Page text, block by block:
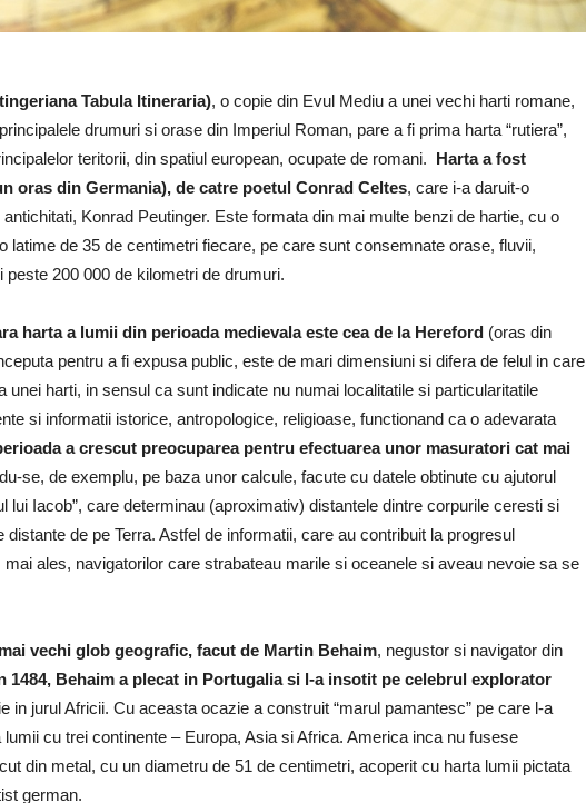
Tabula Itineraria), o copie din Evul Mediu a unei vechi harti romane,
drumuri si orase din Imperiul Roman, pare a fi prima harta “rutiera”,
teritorii, din spatiul european, ocupate de romani. Harta a fost
oras din Germania), de catre poetul Conrad Celtes, care i-a daruit-o
Konrad Peutinger. Este formata din mai multe benzi de hartie, cu o
latime de 35 de centimetri fiecare, pe care sunt consemnate orase, fluvii,
peste 200 000 de kilometri de drumuri.
harta a lumii din perioada medievala este cea de la Hereford (oras din
pentru a fi expusa public, este de mari dimensiuni si difera de felul in care
unei harti, in sensul ca sunt indicate nu numai localitatile si particularitatile
si informatii istorice, antropologice, religioase, functionand ca o adevarata
a crescut preocuparea pentru efectuarea unor masuratori cat mai
se, de exemplu, pe baza unor calcule, facute cu datele obtinute cu ajutorul
lui Iacob”, care determinau (aproximativ) distantele dintre corpurile ceresti si
distante de pe Terra. Astfel de informatii, care au contribuit la progresul
ales, navigatorilor care strabateau marile si oceanele si aveau nevoie sa se
vechi glob geografic, facut de Martin Behaim, negustor si navigator din
1484, Behaim a plecat in Portugalia si l-a insotit pe celebrul explorator
in jurul Africii. Cu aceasta ocazie a construit “marul pamantesc” pe care l-a
lumii cu trei continente – Europa, Asia si Africa. America inca nu fusese
din metal, cu un diametru de 51 de centimetri, acoperit cu harta lumii pictata
german.